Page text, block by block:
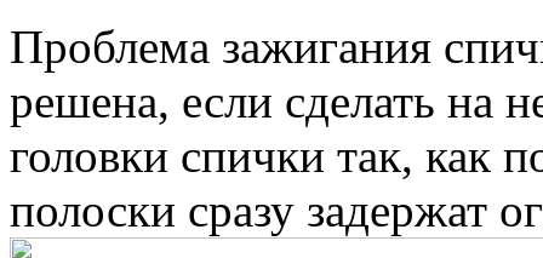
Проблема зажигания
решена, если сделать на
головки спички так, как
полоски сразу задержат